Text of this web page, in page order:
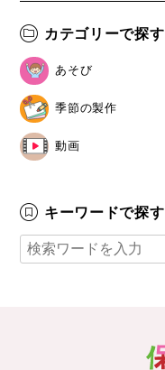
カテゴリーで探す
あそび
季節の製作
動画
キーワードで探す